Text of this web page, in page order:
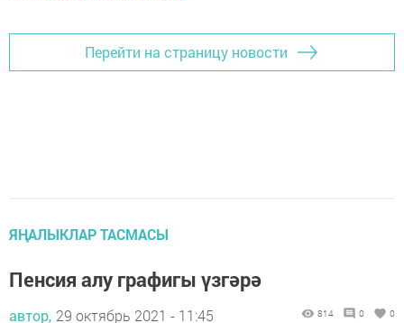
Перейти на страницу новости
ЯҢАЛЫКЛАР ТАСМАСЫ
Пенсия алу графигы үзгәрә
автор, 29 октябрь 2021 - 11:45 814 0 0